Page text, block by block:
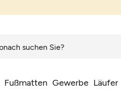
Fußmatten Gewerbe Läufer